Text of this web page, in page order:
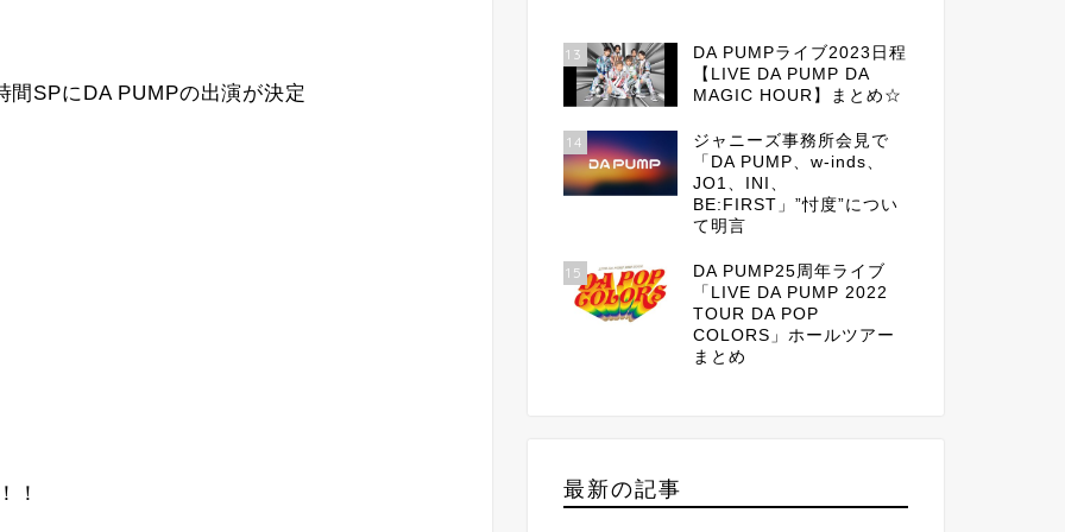
SPにDA PUMPの出演が決定
！
13
DA PUMPライブ2023日程
【LIVE DA PUMP DA
MAGIC HOUR】まとめ☆
14
ジャニーズ事務所会見で
「DA PUMP、w-inds、
JO1、INI、
BE:FIRST」”忖度”につい
て明言
15
DA PUMP25周年ライブ
「LIVE DA PUMP 2022
TOUR DA POP
COLORS」ホールツアー
まとめ
最新の記事